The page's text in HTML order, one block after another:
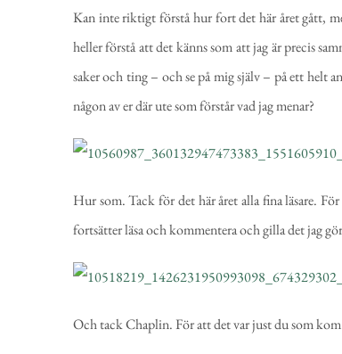
Kan inte riktigt förstå hur fort det här året gått,
heller förstå att det känns som att jag är precis
saker och ting – och se på mig själv – på ett helt
någon av er där ute som förstår vad jag menar?
Hur som. Tack för det här året alla fina läsare.
fortsätter läsa och kommentera och gilla det jag
Och tack Chaplin. För att det var just du som